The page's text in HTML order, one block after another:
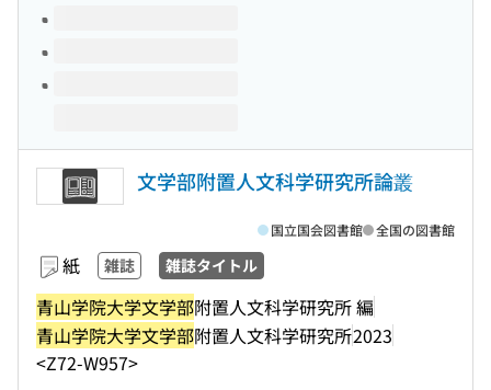
文学部附置人文科学研究所論叢
紙 雑誌 雑誌タイトル
青山学院大学文学部附置人文科学研究所 編
青山学院大学文学部附置人文科学研究所2023
<Z72-W957>
国立国会図書館 全国の図書館